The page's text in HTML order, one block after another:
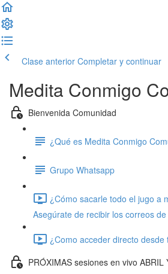
Clase anterior Completar y continuar
Medita Conmigo
Bienvenida Comunidad
¿Qué es Medita Conmigo
Grupo Whatsapp
¿Cómo sacarle todo el jugo a
Asegúrate de recibir los correos
¿Como acceder directo desde
PRÓXIMAS sesiones en vivo ABRIL